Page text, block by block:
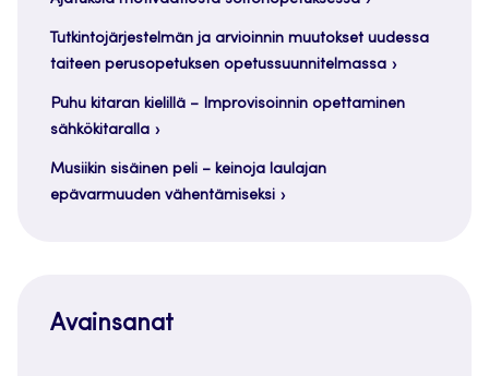
Tutkintojärjestelmän ja arvioinnin muutokset uudessa
taiteen perusopetuksen opetussuunnitelmassa
Puhu kitaran kielillä – Improvisoinnin opettaminen
sähkökitaralla
Musiikin sisäinen peli – keinoja laulajan
epävarmuuden vähentämiseksi
Avainsanat